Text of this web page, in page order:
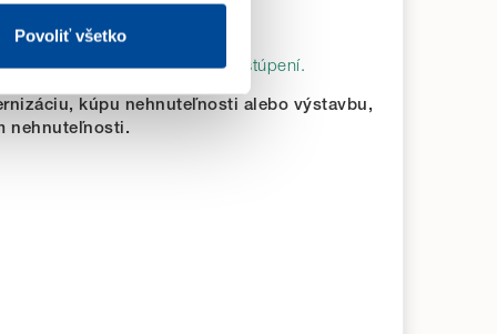
webu. Svoje voľby
Povoliť všetko
a.
získatev obchodnom zastúpení.
kúpu nehnuteľnosti alebo výstavbu,
nehnuteľnosti.